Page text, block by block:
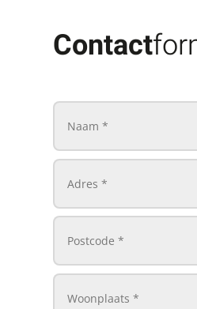
Contact